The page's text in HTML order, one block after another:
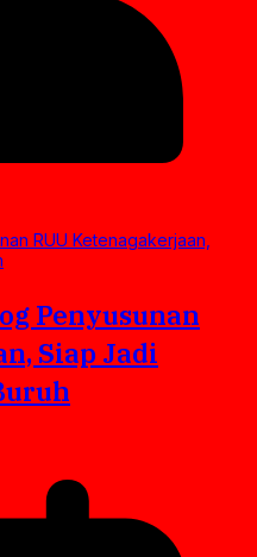
Penyusunan
Siap Jadi